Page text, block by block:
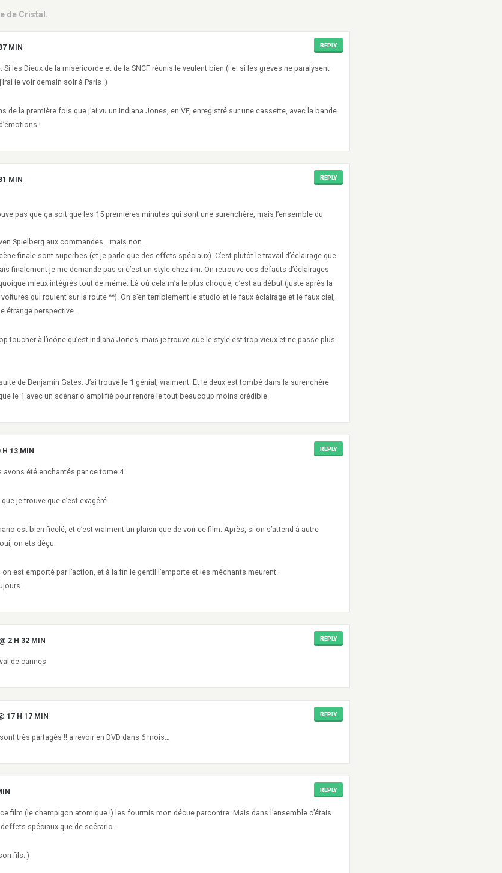
de Cristal.
MIN REPLY
les Dieux de la miséricorde et de la SNCF réunis le veulent bien (i.e. si les grèves ne paralysent
le voir demain soir à Paris :)
de la première fois que j’ai vu un Indiana Jones, en VF, enregistré sur une cassette, avec la bande
!
MIN REPLY
pas que ça soit que les 15 premières minutes qui sont une surenchère, mais l’ensemble du
Spielberg aux commandes… mais non.
finale sont superbes (et je parle que des effets spéciaux). C’est plutôt le travail d’éclairage que
finalement je me demande pas si c’est un style chez ilm. On retrouve ces défauts d’éclairages
mieux intégrés tout de même. Là où cela m’a le plus choqué, c’est au début (juste après la
qui roulent sur la route ^^). On s’en terriblement le studio et le faux éclairage et le faux ciel,
étrange perspective.
toucher à l’icône qu’est Indiana Jones, mais je trouve que le style est trop vieux et ne passe plus
de Benjamin Gates. J’ai trouvé le 1 génial, vraiment. Et le deux est tombé dans la surenchère
le 1 avec un scénario amplifié pour rendre le tout beaucoup moins crédible.
H 13 MIN REPLY
avons été enchantés par ce tome 4.
je trouve que c’est exagéré.
est bien ficelé, et c’est vraiment un plaisir que de voir ce film. Après, si on s’attend à autre
on ets déçu.
est emporté par l’action, et à la fin le gentil l’emporte et les méchants meurent.
2 H 32 MIN REPLY
de cannes
17 H 17 MIN REPLY
très partagés !! à revoir en DVD dans 6 mois…
REPLY
film (le champigon atomique !) les fourmis mon décue parcontre. Mais dans l’ensemble c’étais
spéciaux que de scérario..
fils..)